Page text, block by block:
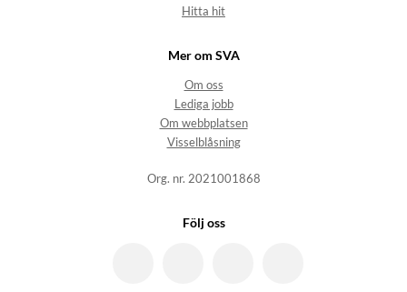
Hitta hit
Mer om SVA
Om oss
Lediga jobb
Om webbplatsen
Visselblåsning
Org. nr. 2021001868
Följ oss